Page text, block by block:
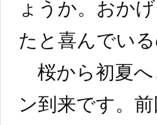
ょうか。おか
たと喜んでい
桜から初夏へ
ン到来です。